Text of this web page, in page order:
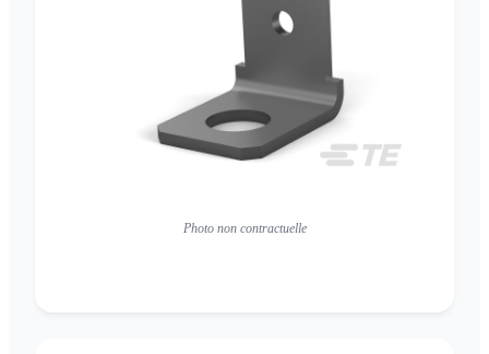
Photo non contractuelle